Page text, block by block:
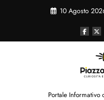
10 Agosto
Portale